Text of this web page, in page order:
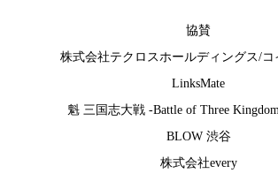
協賛
株式会社テクロスホールディングス/コ
LinksMate
魁 三国志大戦 -Battle of Three
BLOW 渋谷
株式会社every